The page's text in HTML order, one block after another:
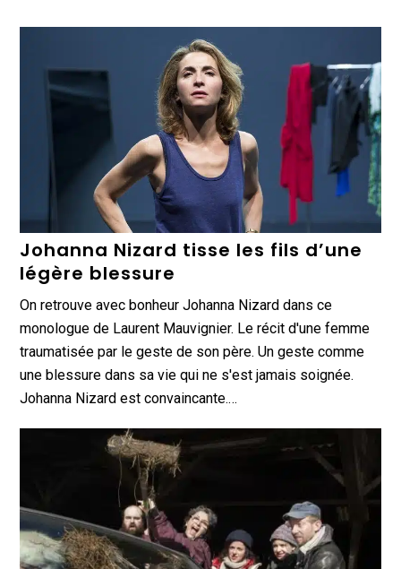
Johanna Nizard tisse les fils d’une
légère blessure
On retrouve avec bonheur Johanna Nizard dans ce
monologue de Laurent Mauvignier. Le récit d'une femme
traumatisée par le geste de son père. Un geste comme
une blessure dans sa vie qui ne s'est jamais soignée.
Johanna Nizard est convaincante.…